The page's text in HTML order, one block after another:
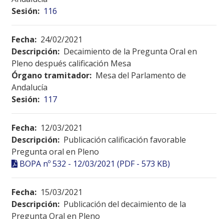
Sesión: 116
Fecha: 24/02/2021
Descripción: Decaimiento de la Pregunta Oral en
Pleno después calificación Mesa
Órgano tramitador: Mesa del Parlamento de
Andalucía
Sesión: 117
Fecha: 12/03/2021
Descripción: Publicación calificación favorable
Pregunta oral en Pleno
BOPA nº 532 - 12/03/2021 (PDF - 573 KB)
Fecha: 15/03/2021
Descripción: Publicación del decaimiento de la
Pregunta Oral en Pleno